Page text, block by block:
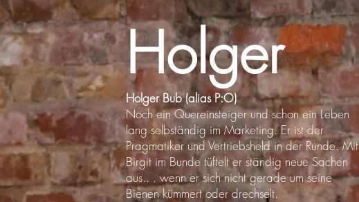
Holger
Holger Bub (alias P:O)
Noch ein Quereinsteiger und schon ein Leben
lang selbständig im Marketing. Er ist der
Pragmatiker und Vertriebsheld in der Runde. Mit
Birgit im Bunde tüftelt er ständig neue Sachen
aus.. . wenn er sich nicht gerade um seine
Bienen kümmert oder drechselt.